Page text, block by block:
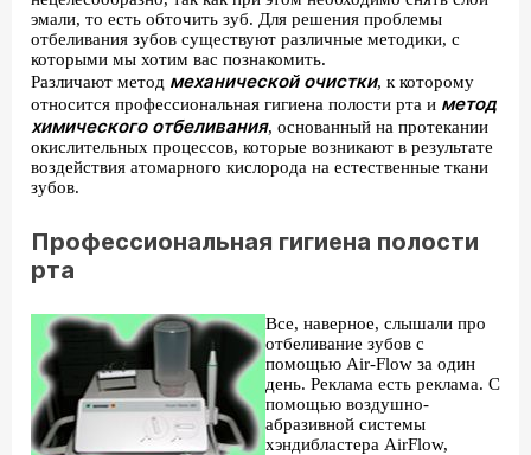
эмали, то есть обточить зуб. Для решения проблемы
отбеливания зубов существуют различные методики, с
которыми мы хотим вас познакомить.
Различают метод механической очистки, к которому
относится профессиональная гигиена полости рта и метод
химического отбеливания, основанный на протекании
окислительных процессов, которые возникают в результате
воздействия атомарного кислорода на естественные ткани
зубов.
Профессиональная гигиена полости
рта
Все, наверное, слышали про
отбеливание зубов с
помощью Air-Flow за один
день. Реклама есть реклама. С
помощью воздушно-
абразивной системы
хэндибластера AirFlow,